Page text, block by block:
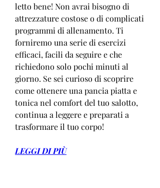
letto bene! Non avrai bisogno di
attrezzature costose o di complicati
programmi di allenamento. Ti
forniremo una serie di esercizi
efficaci, facili da seguire e che
richiedono solo pochi minuti al
giorno. Se sei curioso di scoprire
come ottenere una pancia piatta e
tonica nel comfort del tuo salotto,
continua a leggere e preparati a
trasformare il tuo corpo!
LEGGI DI PIÙ